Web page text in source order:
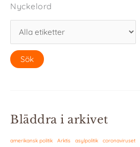
Nyckelord
Bläddra i arkivet
amerikansk politik Arktis asylpolitik coronaviruset